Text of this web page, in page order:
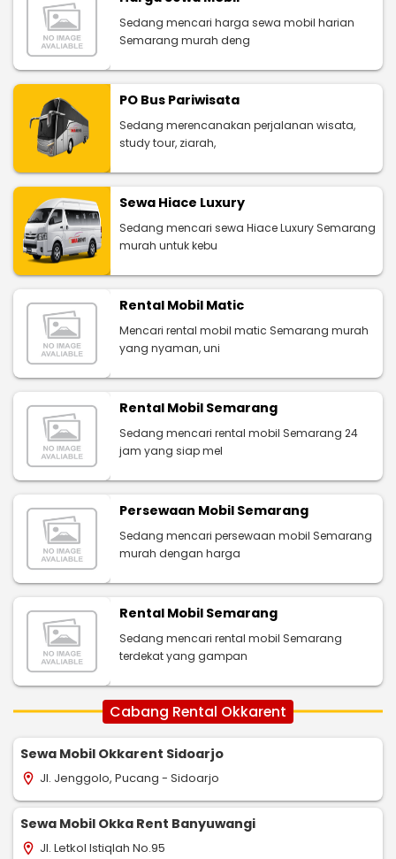
Sedang mencari harga sewa mobil harian
Semarang murah deng
PO Bus Pariwisata
Sedang merencanakan perjalanan wisata,
study tour, ziarah,
Sewa Hiace Luxury
Sedang mencari sewa Hiace Luxury Semarang
murah untuk kebu
Rental Mobil Matic
Mencari rental mobil matic Semarang murah
yang nyaman, uni
Rental Mobil Semarang
Sedang mencari rental mobil Semarang 24
jam yang siap mel
Persewaan Mobil Semarang
Sedang mencari persewaan mobil Semarang
murah dengan harga
Rental Mobil Semarang
Sedang mencari rental mobil Semarang
terdekat yang gampan
Cabang Rental Okkarent
Sewa Mobil Okkarent Sidoarjo
location_on Jl. Jenggolo, Pucang - Sidoarjo
Sewa Mobil Okka Rent Banyuwangi
location_on Jl. Letkol Istiqlah No.95